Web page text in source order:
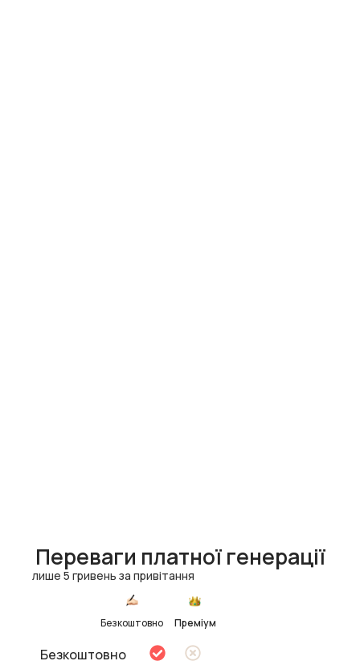
Переваги платної генерації
лише 5 гривень за привітання
Безкоштовно Преміум
Безкоштовно